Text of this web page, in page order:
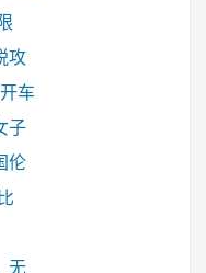
攻
车
子
伦
无